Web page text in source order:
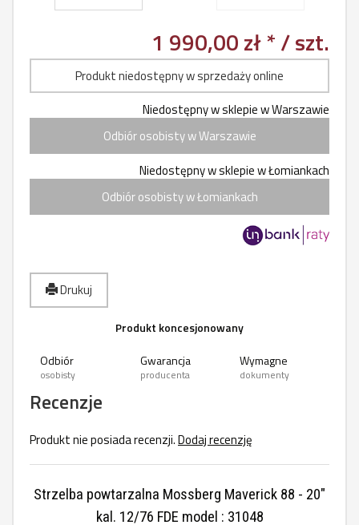
1 990,00 zł */ szt.
Produkt niedostępny w sprzedaży online
Niedostępny w sklepie w Warszawie
Odbiór osobisty w Warszawie
Niedostępny w sklepie w Łomiankach
Odbiór osobisty w Łomiankach
Drukuj
Produkt koncesjonowany
Odbiór
osobisty
Gwarancja
producenta
Wymagne
dokumenty
Recenzje
Produkt nie posiada recenzji.Dodaj recenzję
Strzelba powtarzalna Mossberg Maverick 88 - 20"
kal. 12/76 FDE model : 31048